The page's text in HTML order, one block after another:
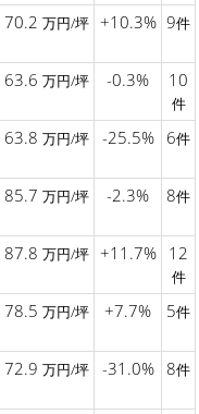
70.2 万円/坪 +10.3% 9件
63.6 万円/坪 -0.3% 10
件
63.8 万円/坪 -25.5% 6件
85.7 万円/坪 -2.3% 8件
87.8 万円/坪 +11.7% 12
件
78.5 万円/坪 +7.7% 5件
72.9 万円/坪 -31.0% 8件